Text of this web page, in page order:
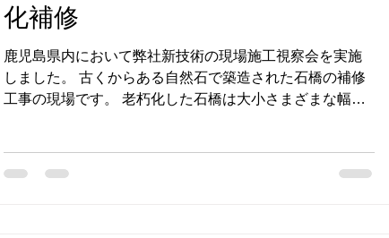
化補修
鹿児島県内において弊社新技術の現場施工視察会を実施
しました。 古くからある自然石で築造された石橋の補修
工事の現場です。 老朽化した石橋は大小さまざまな幅の